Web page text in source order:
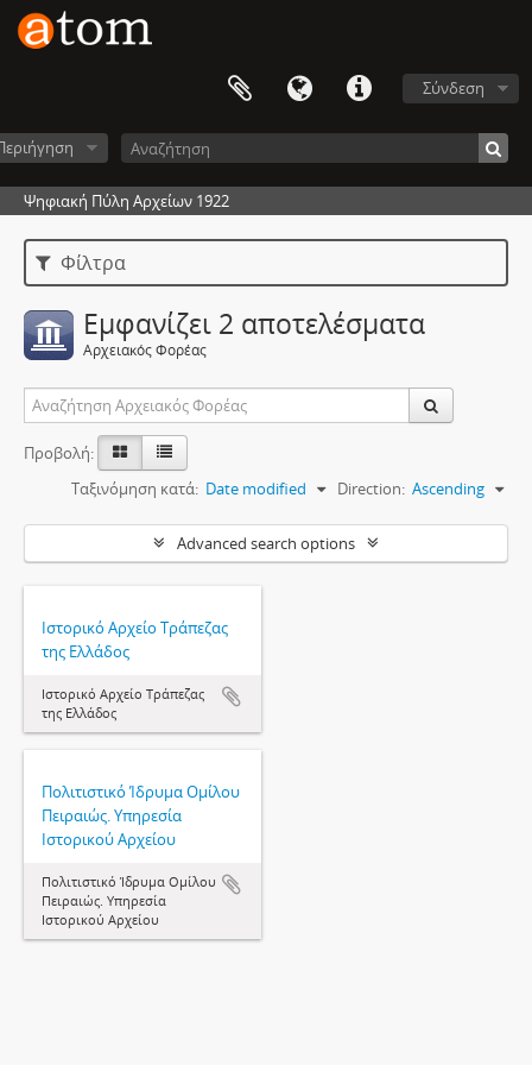
Σύνδεση
Ψηφιακή Πύλη Αρχείων 1922
Φίλτρα
Εμφανίζει 2 αποτελέσματα
Αρχειακός Φορέας
Προβολή:
Ταξινόμηση κατά: Date modified Direction: Ascending
Advanced search options
Ιστορικό Αρχείο Τράπεζας
της Ελλάδος
Ιστορικό Αρχείο Τράπεζας
της Ελλάδος
Πολιτιστικό Ίδρυμα Ομίλου
Πειραιώς. Υπηρεσία
Ιστορικού Αρχείου
Πολιτιστικό Ίδρυμα Ομίλου
Πειραιώς. Υπηρεσία
Ιστορικού Αρχείου